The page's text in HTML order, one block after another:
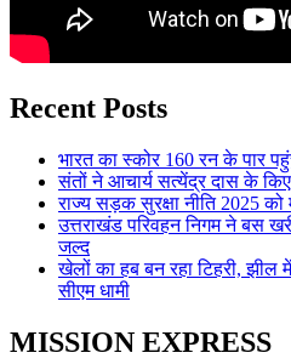
Recent Posts
भारत का स्कोर 160 रन के पार
संतों ने आचार्य सत्येंद्र दास के
राज्य सड़क सुरक्षा नीति 2025
उत्तराखंड परिवहन निगम ने बस
जल्द
खेलों का हब बन रहा टिहरी, झील में
सीएम धामी
MISSION EXPRESS